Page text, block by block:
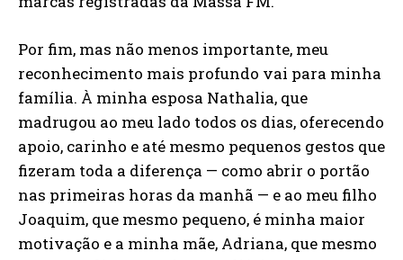
Por fim, mas não menos importante, meu
reconhecimento mais profundo vai para minha
família. À minha esposa Nathalia, que
madrugou ao meu lado todos os dias, oferecendo
apoio, carinho e até mesmo pequenos gestos que
fizeram toda a diferença — como abrir o portão
nas primeiras horas da manhã — e ao meu filho
Joaquim, que mesmo pequeno, é minha maior
motivação e a minha mãe, Adriana, que mesmo